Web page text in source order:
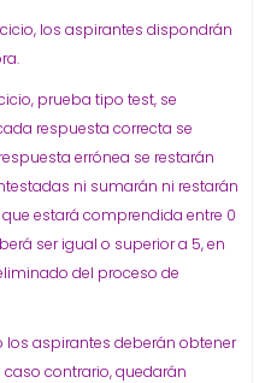
los aspirantes dispondrán
prueba tipo test, se
respuesta correcta se
errónea se restarán
ni sumarán ni restarán
estará comprendida entre 0
ser igual o superior a 5, en
del proceso de
los aspirantes deberán obtener
contrario, quedarán